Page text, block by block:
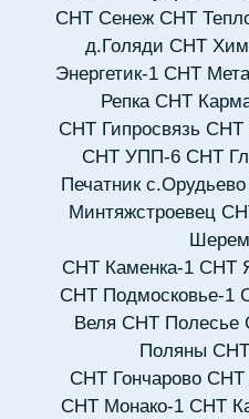
СНТ Сенеж СНТ
д.Голяди СНТ
Энергетик-1 СНТ
Репка СНТ
СНТ Гипросвязь СНТ
СНТ УПП-6 СНТ
Печатник с.Орудьево
Минтяжстроевец
СНТ Каменка-1 СНТ
СНТ Подмосковье-1
Веля СНТ Полесье
Поляны СНТ
СНТ Гончарово СНТ
СНТ Монако-1 СНТ